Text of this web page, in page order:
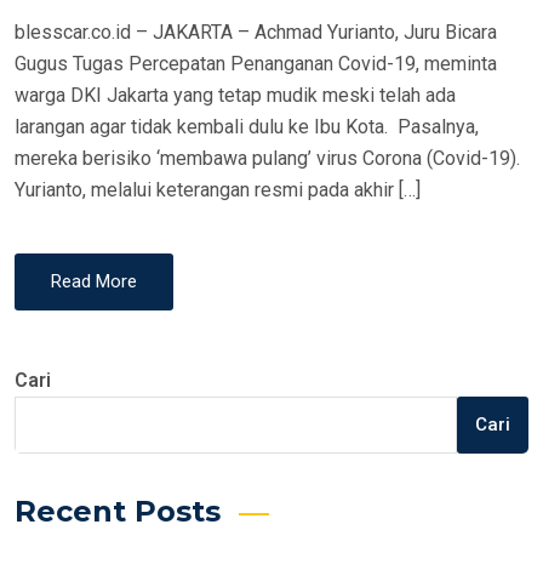
blesscar.co.id – JAKARTA – Achmad Yurianto, Juru Bicara
Gugus Tugas Percepatan Penanganan Covid-19, meminta
warga DKI Jakarta yang tetap mudik meski telah ada
larangan agar tidak kembali dulu ke Ibu Kota. Pasalnya,
mereka berisiko ‘membawa pulang’ virus Corona (Covid-19).
Yurianto, melalui keterangan resmi pada akhir […]
Read More
Cari
Cari
Recent Posts